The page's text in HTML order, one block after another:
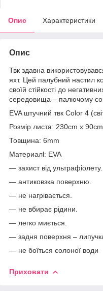
Опис Характеристики
Опис
Твк здавна
яхт. Цей палубний настил
своїй стійкості до
середовища – палючому
EVA штучний твк Color 4
Розмір листа: 230cm x 90cm
Товщина: 6mm
Материалl: EVA
— захист від ультрафіолету.
— антиковзка поверхню.
— не нагрівається.
— не вбирає рідини.
— легко миється.
— задня поверхня –
— не боїться солоної води
Приховати